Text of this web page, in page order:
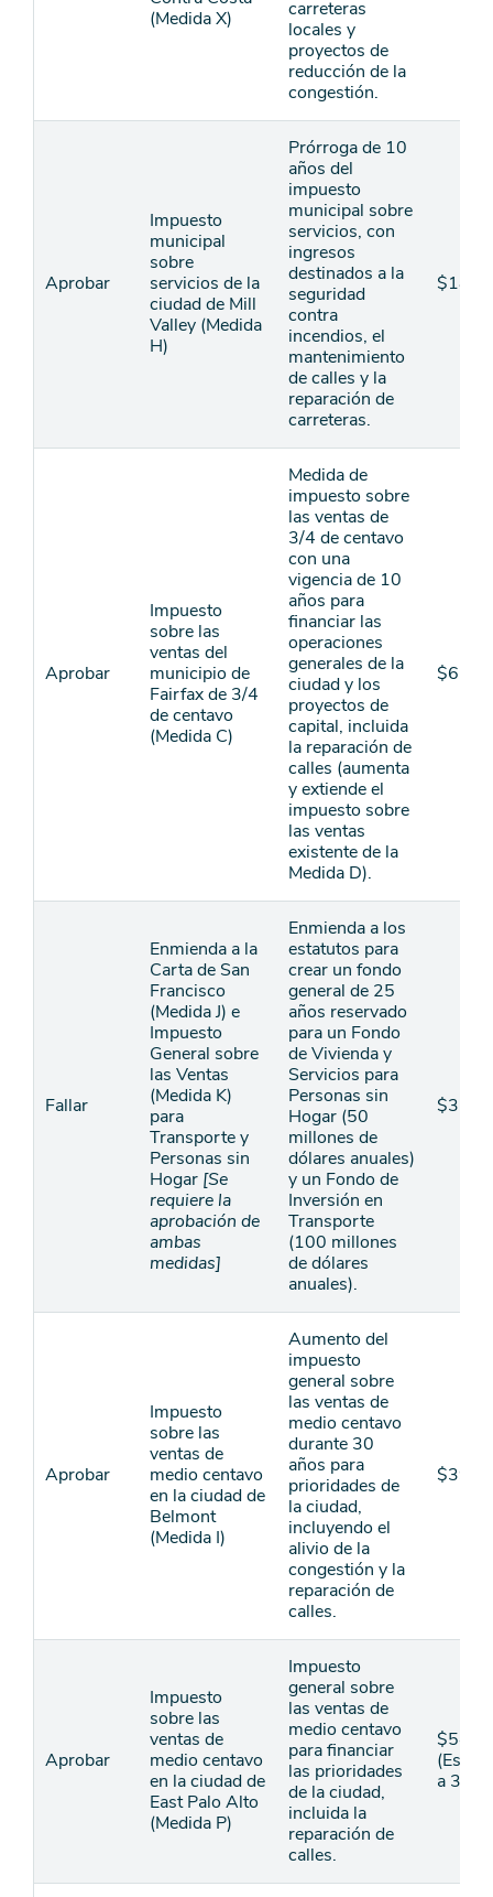
(Medida X)
carreteras
locales y
proyectos de
reducción de la
congestión.
Aprobar
Impuesto
municipal
sobre
servicios de la
ciudad de Mill
Valley (Medida
H)
Prórroga de 10
años del
impuesto
municipal sobre
servicios, con
ingresos
destinados a la
seguridad
contra
incendios, el
mantenimiento
de calles y la
reparación de
carreteras.
$18
Aprobar
Impuesto
sobre las
ventas del
municipio de
Fairfax de 3/4
de centavo
(Medida C)
Medida de
impuesto sobre
las ventas de
3/4 de centavo
con una
vigencia de 10
años para
financiar las
operaciones
generales de la
ciudad y los
proyectos de
capital, incluida
la reparación de
calles (aumenta
y extiende el
impuesto sobre
las ventas
existente de la
Medida D).
$6.70
Fallar
Enmienda a la
Carta de San
Francisco
(Medida J) e
Impuesto
General sobre
las Ventas
(Medida K)
para
Transporte y
Personas sin
Hogar [Se
requiere la
aprobación de
ambas
medidas]
Enmienda a los
estatutos para
crear un fondo
general de 25
años reservado
para un Fondo
de Vivienda y
Servicios para
Personas sin
Hogar (50
millones de
dólares anuales)
y un Fondo de
Inversión en
Transporte
(100 millones
de dólares
anuales).
Aprobar
Impuesto
sobre las
ventas de
medio centavo
en la ciudad de
Belmont
(Medida I)
Aumento del
impuesto
general sobre
las ventas de
medio centavo
durante 30
años para
prioridades de
la ciudad,
incluyendo el
alivio de la
congestión y la
reparación de
calles.
$39
Aprobar
Impuesto
sobre las
ventas de
medio centavo
en la ciudad de
East Palo Alto
(Medida P)
Impuesto
general sobre
las ventas de
medio centavo
para financiar
las prioridades
de la ciudad,
incluida la
reparación de
calles.
$54
a 30